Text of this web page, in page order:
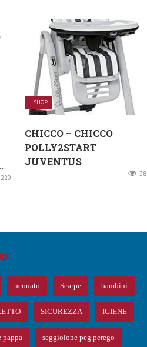
220
SHOP
CHICCO – CHICCO
POLLY2START
JUVENTUS
neonato Scarpe bambini
SICUREZZA IGIENE
pappa seggiolone peg perego